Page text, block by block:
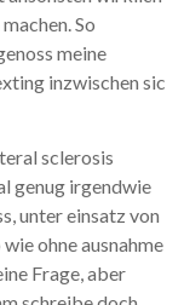
So
meine
inzwischen sic
sclerosis
genug irgendwie
unter einsatz von
ohne ausnahme
Frage, aber